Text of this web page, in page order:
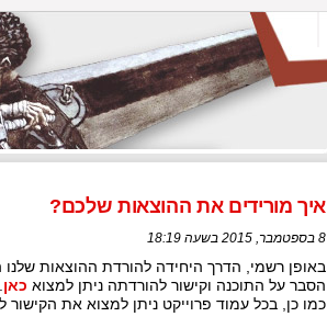
איך מורידים את ההוצאות שלכם?
8 בספטמבר, 2015 בשעה 18:19
באופן רשמי, הדרך היחידה להורדת ההוצאות שלנו
הסבר על התוכנה וקישור להורדתה ניתן למצוא כאן
כמו כן, בכל עמוד פרוייקט ניתן למצוא את